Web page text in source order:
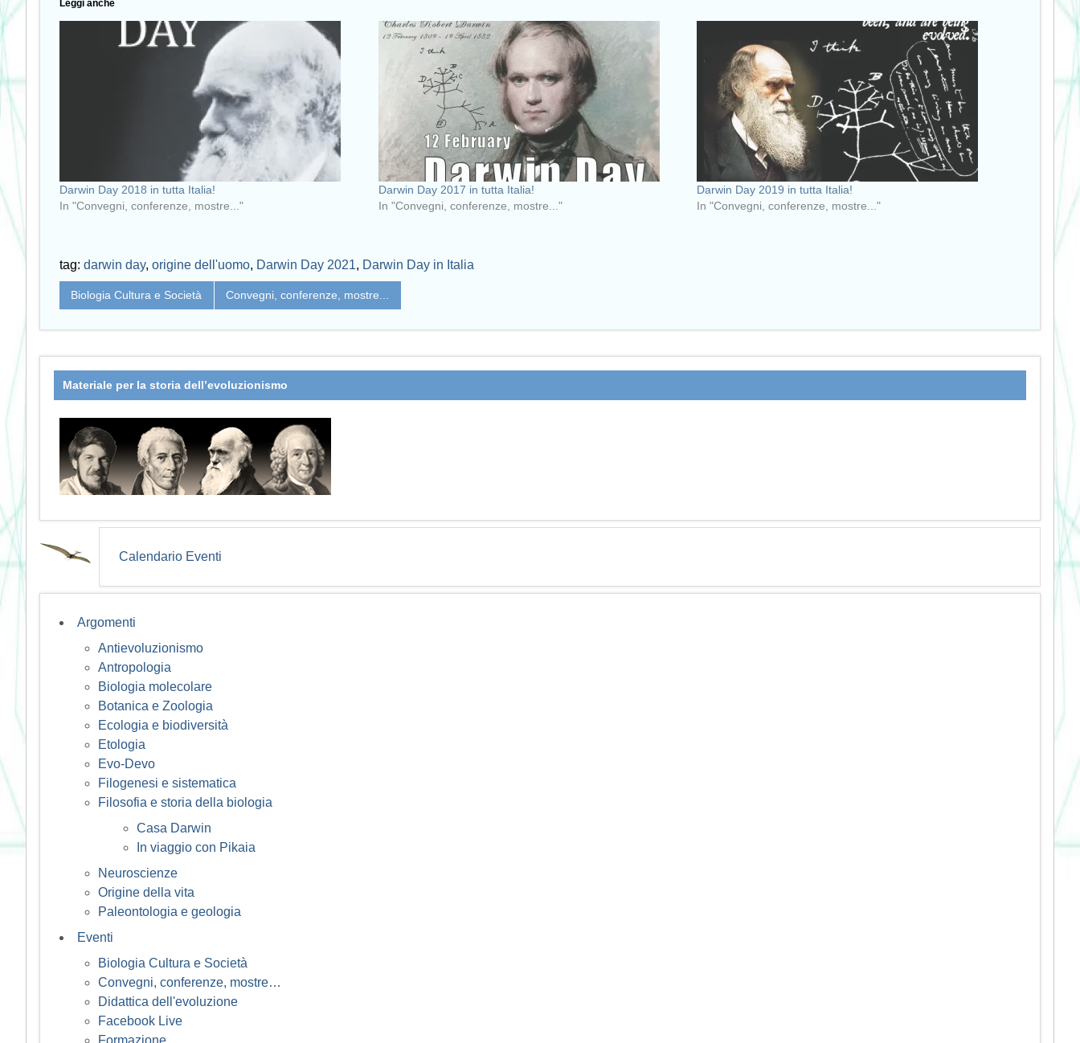
Leggi anche
Darwin Day 2018 in tutta Italia!
In "Convegni, conferenze, mostre..."
Darwin Day 2017 in tutta Italia!
In "Convegni, conferenze, mostre..."
Darwin Day 2019 in tutta Italia!
In "Convegni, conferenze, mostre..."
tag: darwin day, origine dell'uomo, Darwin Day 2021, Darwin Day in Italia
Biologia Cultura e Società Convegni, conferenze, mostre...
Materiale per la storia dell’evoluzionismo
Calendario Eventi
Argomenti
Antievoluzionismo
Antropologia
Biologia molecolare
Botanica e Zoologia
Ecologia e biodiversità
Etologia
Evo-Devo
Filogenesi e sistematica
Filosofia e storia della biologia
Casa Darwin
In viaggio con Pikaia
Neuroscienze
Origine della vita
Paleontologia e geologia
Eventi
Biologia Cultura e Società
Convegni, conferenze, mostre…
Didattica dell'evoluzione
Facebook Live
Formazione